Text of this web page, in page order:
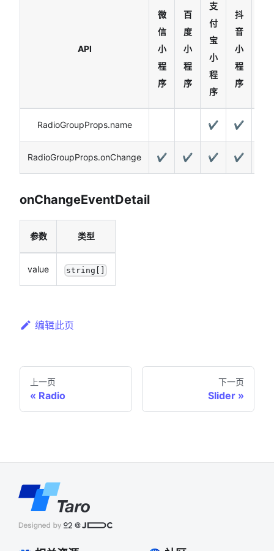
API
微
信
小
程
序
百
度
小
程
序
支
付
宝
小
程
序
抖
音
小
程
序
RadioGroupProps.name ✔️ ✔️
RadioGroupProps.onChange ✔️ ✔️ ✔️ ✔️
onChangeEventDetail
参数 类型
value string[]
编辑此页
上一页
Radio
下一页
Slider